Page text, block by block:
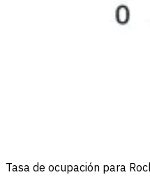
Tasa de ocupación para